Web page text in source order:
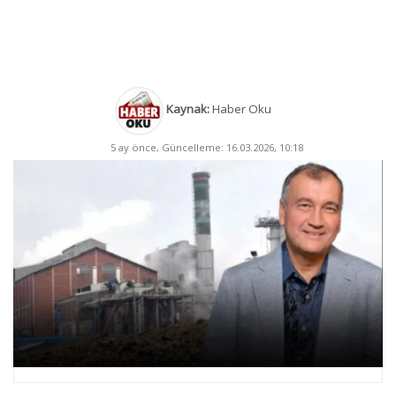
Kaynak:Haber Oku
5 ay önce, Güncelleme: 16.03.2026, 10:18